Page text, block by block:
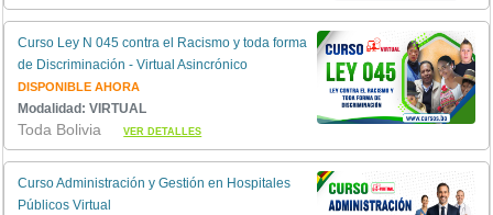
Curso Ley N 045 contra el Racismo y toda forma
de Discriminación - Virtual Asincrónico
DISPONIBLE AHORA
Modalidad: VIRTUAL
Toda BoliviaVER DETALLES
Curso Administración y Gestión en Hospitales
Públicos Virtual